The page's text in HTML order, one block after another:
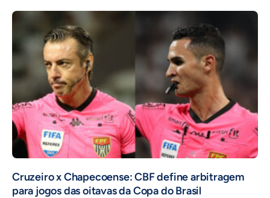
Cruzeiro x Chapecoense: CBF define arbitragem
para jogos das oitavas da Copa do Brasil